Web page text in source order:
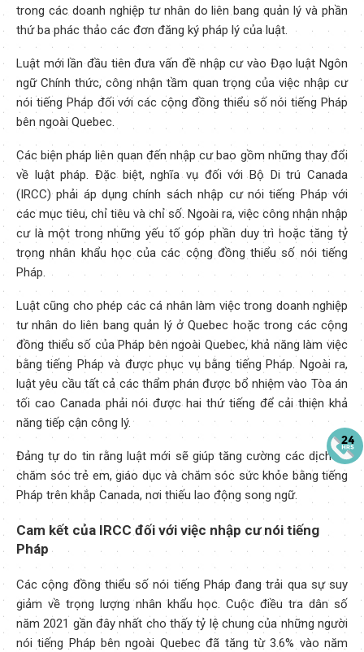
trong các doanh nghiệp tư nhân do liên bang quản lý và phần
thứ ba phác thảo các đơn đăng ký pháp lý của luật.
Luật mới lần đầu tiên đưa vấn đề nhập cư vào Đạo luật Ngôn
ngữ Chính thức, công nhận tầm quan trọng của việc nhập cư
nói tiếng Pháp đối với các cộng đồng thiểu số nói tiếng Pháp
bên ngoài Quebec.
Các biện pháp liên quan đến nhập cư bao gồm những thay đổi
về luật pháp. Đặc biệt, nghĩa vụ đối với Bộ Di trú Canada
(IRCC) phải áp dụng chính sách nhập cư nói tiếng Pháp với
các mục tiêu, chỉ tiêu và chỉ số. Ngoài ra, việc công nhận nhập
cư là một trong những yếu tố góp phần duy trì hoặc tăng tỷ
trọng nhân khẩu học của các cộng đồng thiểu số nói tiếng
Pháp.
Luật cũng cho phép các cá nhân làm việc trong doanh nghiệp
tư nhân do liên bang quản lý ở Quebec hoặc trong các cộng
đồng thiểu số của Pháp bên ngoài Quebec, khả năng làm việc
bằng tiếng Pháp và được phục vụ bằng tiếng Pháp. Ngoài ra,
luật yêu cầu tất cả các thẩm phán được bổ nhiệm vào Tòa án
tối cao Canada phải nói được hai thứ tiếng để cải thiện khả
năng tiếp cận công lý.
Đảng tự do tin rằng luật mới sẽ giúp tăng cường các dịch vụ
chăm sóc trẻ em, giáo dục và chăm sóc sức khỏe bằng tiếng
Pháp trên khắp Canada, nơi thiếu lao động song ngữ.
Cam kết của IRCC đối với việc nhập cư nói tiếng
Pháp
Các cộng đồng thiểu số nói tiếng Pháp đang trải qua sự suy
giảm về trọng lượng nhân khẩu học. Cuộc điều tra dân số
năm 2021 gần đây nhất cho thấy tỷ lệ chung của những người
nói tiếng Pháp bên ngoài Quebec đã tăng từ 3.6% vào năm